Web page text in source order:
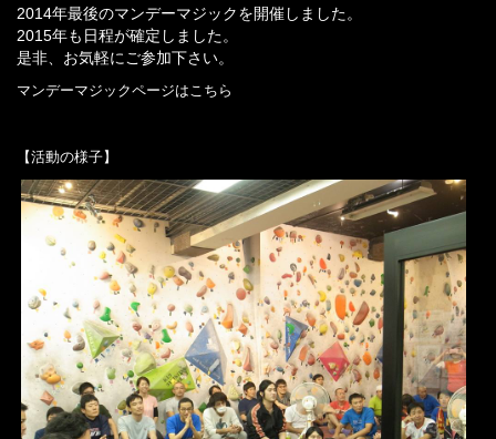
2014年最後のマンデーマジックを開催しました。
2015年も日程が確定しました。
是非、お気軽にご参加下さい。
マンデーマジックページはこちら
【活動の様子】